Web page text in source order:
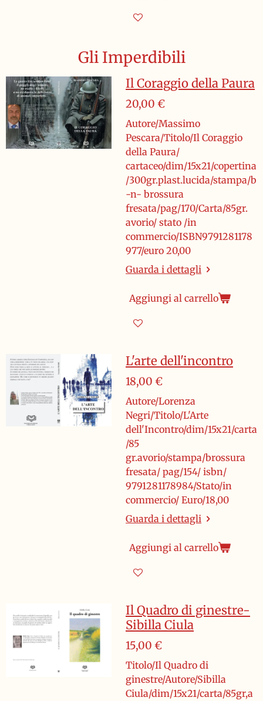
Gli Imperdibili
Il Coraggio della Paura
20,00 €
Autore/Massimo
Pescara/Titolo/Il Coraggio
della Paura/
cartaceo/dim/15x21/copertina
/300gr.plast.lucida/stampa/b
-n- brossura
fresata/pag/170/Carta/85gr.
avorio/ stato /in
commercio/ISBN9791281178
977/euro 20,00
Guarda i dettagli
Aggiungi al carrello
L'arte dell'incontro
18,00 €
Autore/Lorenza
Negri/Titolo/L'Arte
dell'Incontro/dim/15x21/carta
/85
gr.avorio/stampa/brossura
fresata/ pag/154/ isbn/
9791281178984/Stato/in
commercio/ Euro/18,00
Guarda i dettagli
Aggiungi al carrello
Il Quadro di ginestre-
Sibilla Ciula
15,00 €
Titolo/Il Quadro di
ginestre/Autore/Sibilla
Ciula/dim/15x21/carta/85gr,a